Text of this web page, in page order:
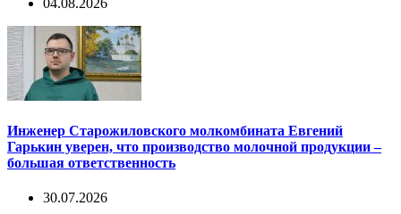
Инженер Старожиловского молкомбината Евгений
Гарькин уверен, что производство молочной продукции –
большая ответственность
30.07.2026